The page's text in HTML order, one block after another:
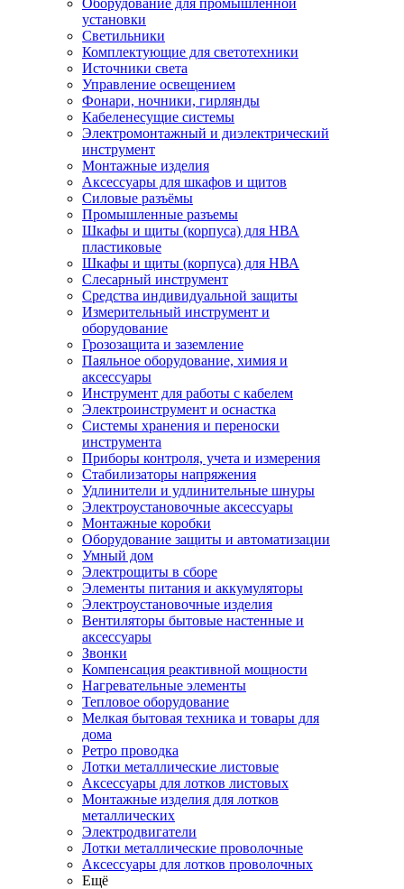
Оборудование для промышленной
установки
Светильники
Комплектующие для светотехники
Источники света
Управление освещением
Фонари, ночники, гирлянды
Кабеленесущие системы
Электромонтажный и диэлектрический
инструмент
Монтажные изделия
Аксессуары для шкафов и щитов
Силовые разъёмы
Промышленные разъемы
Шкафы и щиты (корпуса) для НВА
пластиковые
Шкафы и щиты (корпуса) для НВА
Слесарный инструмент
Средства индивидуальной защиты
Измерительный инструмент и
оборудование
Грозозащита и заземление
Паяльное оборудование, химия и
аксессуары
Инструмент для работы с кабелем
Электроинструмент и оснастка
Системы хранения и переноски
инструмента
Приборы контроля, учета и измерения
Стабилизаторы напряжения
Удлинители и удлинительные шнуры
Электроустановочные аксессуары
Монтажные коробки
Оборудование защиты и автоматизации
Умный дом
Электрощиты в сборе
Элементы питания и аккумуляторы
Электроустановочные изделия
Вентиляторы бытовые настенные и
аксессуары
Звонки
Компенсация реактивной мощности
Нагревательные элементы
Тепловое оборудование
Мелкая бытовая техника и товары для
дома
Ретро проводка
Лотки металлические листовые
Аксессуары для лотков листовых
Монтажные изделия для лотков
металлических
Электродвигатели
Лотки металлические проволочные
Аксессуары для лотков проволочных
Ещё